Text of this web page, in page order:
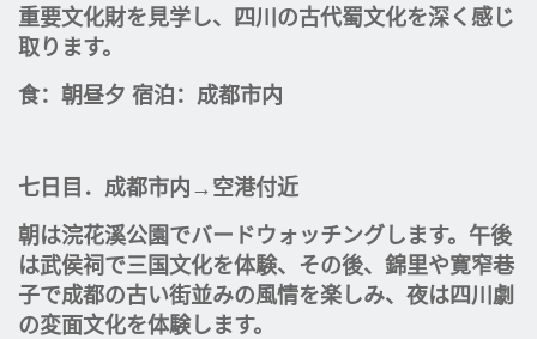
重要文化財を見学し、四川の古代蜀文化を深く感じ
取ります。
食：朝昼夕 宿泊：成都市内
七日目．成都市内→空港付近
朝は浣花溪公園でバードウォッチングします。午後
は武侯祠で三国文化を体験、その後、錦里や寛窄巷
子で成都の古い街並みの風情を楽しみ、夜は四川劇
の変面文化を体験します。